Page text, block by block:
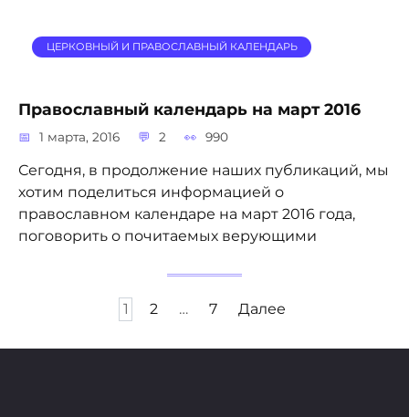
ЦЕРКОВНЫЙ И ПРАВОСЛАВНЫЙ КАЛЕНДАРЬ
Православный календарь на март 2016
1 марта, 2016 2 990
Сегодня, в продолжение наших публикаций, мы
хотим поделиться информацией о
православном календаре на март 2016 года,
поговорить о почитаемых верующими
1 2 … 7 Далее